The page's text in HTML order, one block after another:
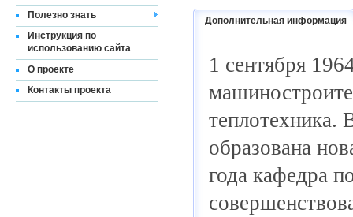
Полезно знать
Инструкция по
использованию сайта
О проекте
Контакты проекта
Дополнительная информация
1 сентября
теплотехника.
образована
года кафедра